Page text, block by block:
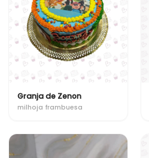
Granja de Zenon
milhoja frambuesa